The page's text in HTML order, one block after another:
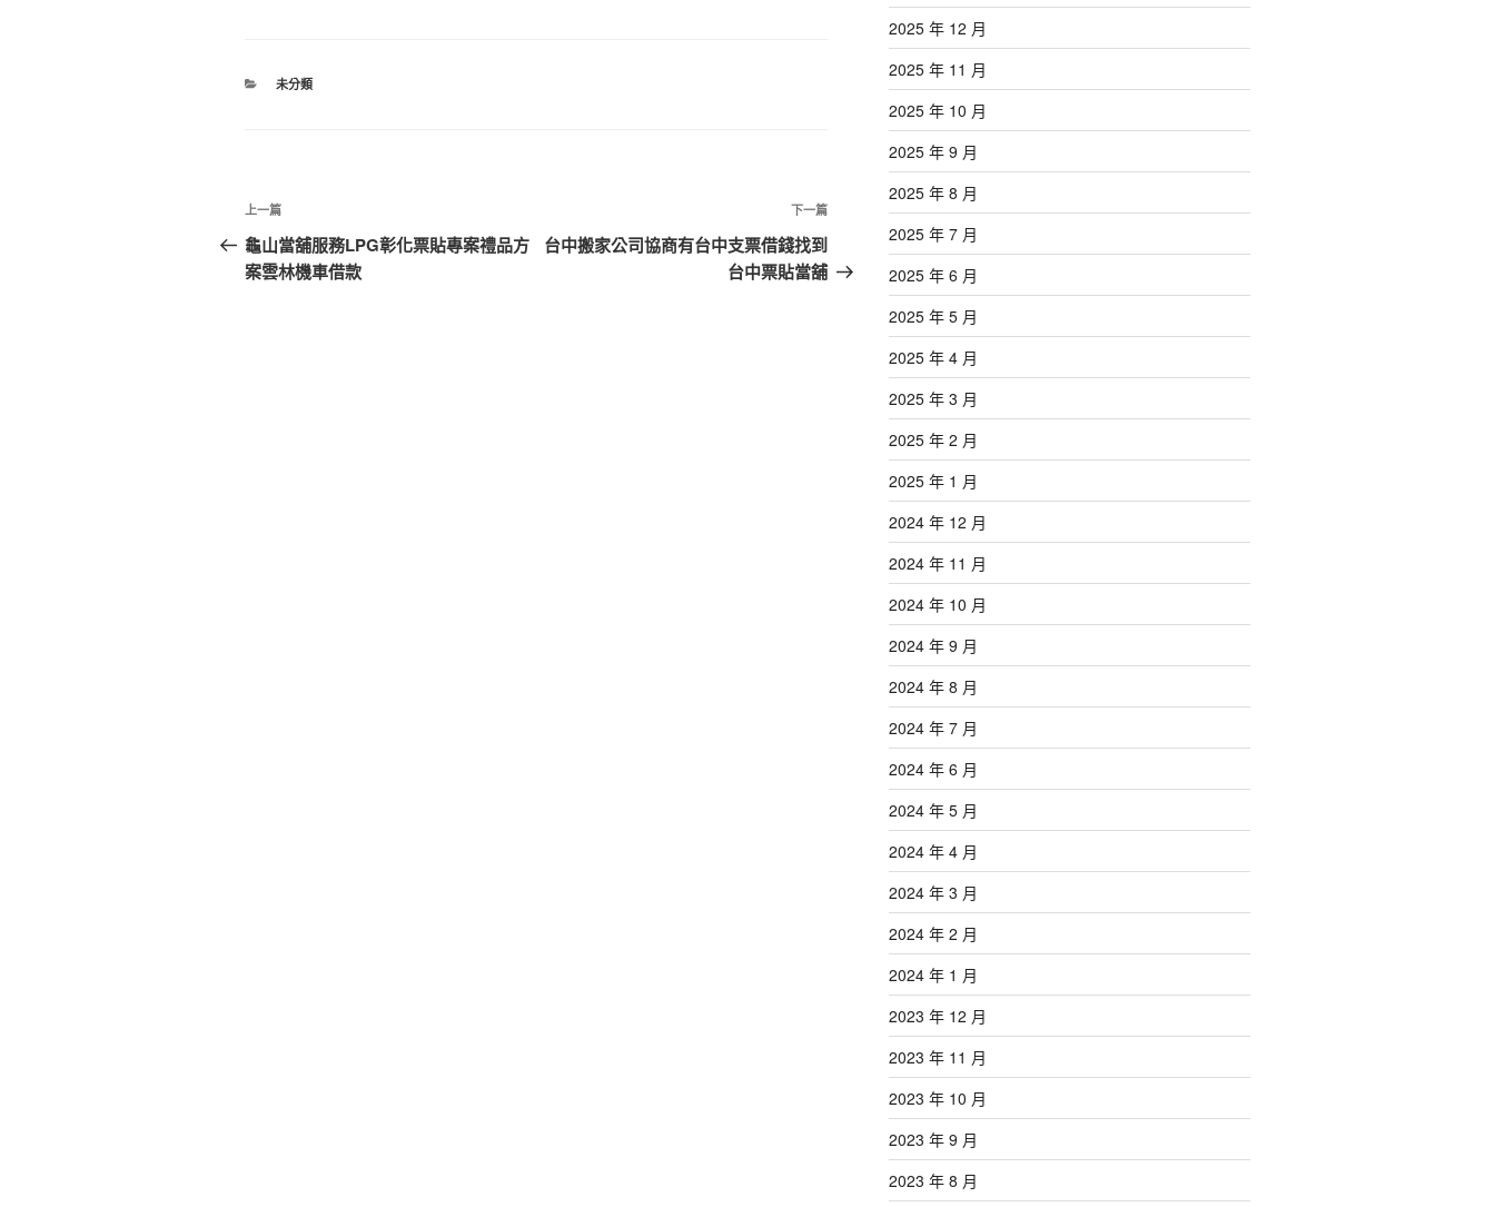
分
未分類
文
章
導
上
一
篇
上一篇
龜山當舖服務LPG彰化票貼專案禮品方
案雲林機車借款
下
一
篇
下一篇
台中搬家公司協商有台中支票借錢找到
台中票貼當舖
2025 年 12 月
2025 年 11 月
2025 年 10 月
2025 年 9 月
2025 年 8 月
2025 年 7 月
2025 年 6 月
2025 年 5 月
2025 年 4 月
2025 年 3 月
2025 年 2 月
2025 年 1 月
2024 年 12 月
2024 年 11 月
2024 年 10 月
2024 年 9 月
2024 年 8 月
2024 年 7 月
2024 年 6 月
2024 年 5 月
2024 年 4 月
2024 年 3 月
2024 年 2 月
2024 年 1 月
2023 年 12 月
2023 年 11 月
2023 年 10 月
2023 年 9 月
2023 年 8 月